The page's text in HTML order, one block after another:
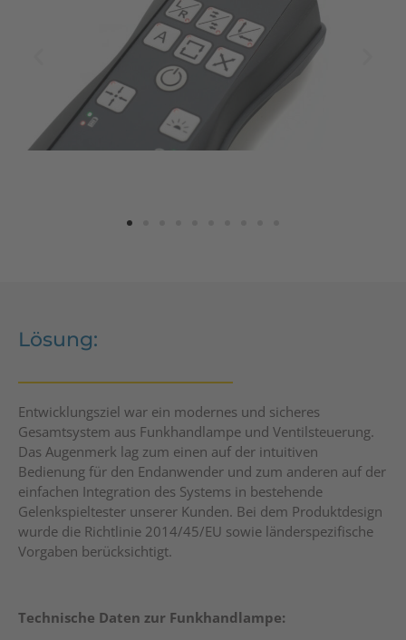
Lösung:
Entwicklungsziel war ein modernes und sicheres
Gesamtsystem aus Funkhandlampe und Ventilsteuerung.
Das Augenmerk lag zum einen auf der intuitiven
Bedienung für den Endanwender und zum anderen auf der
einfachen Integration des Systems in bestehende
Gelenkspieltester unserer Kunden. Bei dem Produktdesign
wurde die Richtlinie 2014/45/EU sowie länderspezifische
Vorgaben berücksichtigt.
Technische Daten zur Funkhandlampe: